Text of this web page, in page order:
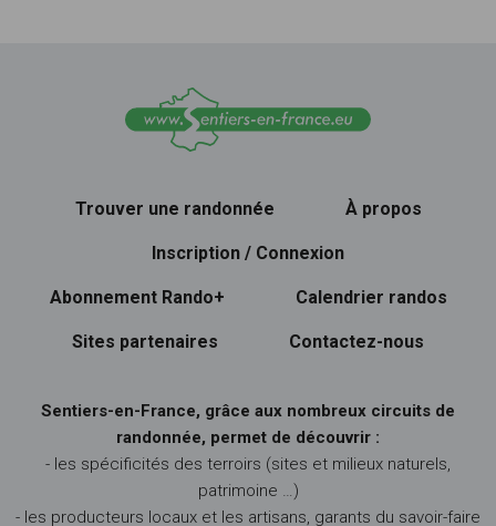
Trouver une randonnée À propos
Inscription / Connexion
Abonnement Rando+ Calendrier randos
Sites partenaires Contactez-nous
Sentiers-en-France, grâce aux nombreux circuits de
randonnée, permet de découvrir :
- les spécificités des terroirs (sites et milieux naturels,
patrimoine …)
- les producteurs locaux et les artisans, garants du savoir-faire